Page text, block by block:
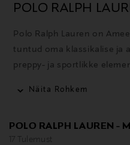
POLO RALPH
Polo Ralph Lauren on
tuntud oma klassikalise ja
preppy- ja sportlikke
Näita Rohkem
POLO RALPH LAUREN -
17 Tulemust